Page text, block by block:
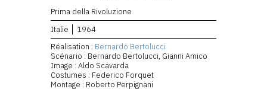
Prima della Rivoluzione
Italie
1964
Réalisation : Bernardo Bertolucci
Scénario : Bernardo Bertolucci, Gianni Amico
Image : Aldo Scavarda
Costumes : Federico Forquet
Montage : Roberto Perpignani